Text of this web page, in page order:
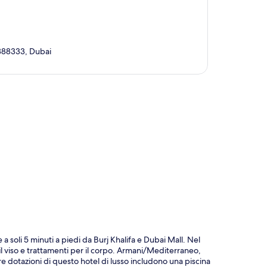
Dubai
soli 5 minuti a piedi da Burj Khalifa e Dubai Mall. Nel
e trattamenti per il corpo. Armani/Mediterraneo,
dotazioni di questo hotel di lusso includono una piscina